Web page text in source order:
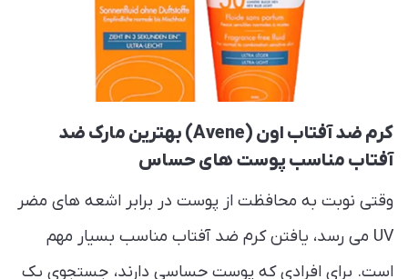
کرم ضد آفتاب اون (Avene) بهترین مارک ضد
آفتاب مناسب پوست های حساس
وقتی نوبت به محافظت از پوست در برابر اشعه های مضر
UV می رسد، یافتن کرم ضد آفتاب مناسب بسیار مهم
است. برای افرادی که پوست حساسی دارند، جستجوی یک